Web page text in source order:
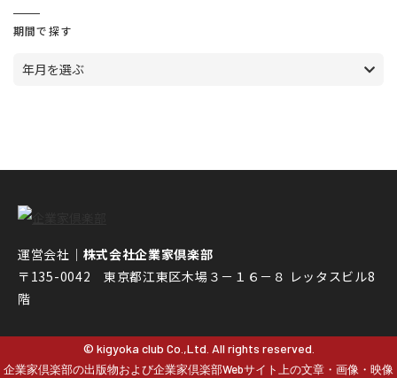
期間で探す
年月を選ぶ
運営会社｜ 株式会社企業家倶楽部
〒135-0042 東京都江東区木場３－１６－８ レッタスビル8
階
© kigyoka club Co.,Ltd. All rights reserved.
企業家倶楽部の出版物および企業家倶楽部Webサイト上の文章・画像・映像